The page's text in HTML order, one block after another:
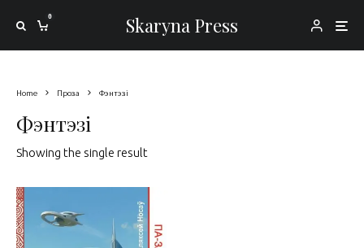
0 Skaryna Press
Home Проза Фэнтэзі
Фэнтэзі
Showing the single result